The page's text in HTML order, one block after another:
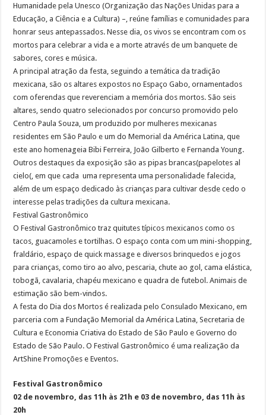
Humanidade pela Unesco (Organização das Nações Unidas para a
Educação, a Ciência e a Cultura) –, reúne famílias e comunidades para
honrar seus antepassados. Nesse dia, os vivos se encontram com os
mortos para celebrar a vida e a morte através de um banquete de
sabores, cores e música.
A principal atração da festa, seguindo a temática da tradição
mexicana, são os altares expostos no Espaço Gabo, ornamentados
com oferendas que reverenciam a memória dos mortos. São seis
altares, sendo quatro selecionados por concurso promovido pelo
Centro Paula Souza, um produzido por mulheres mexicanas
residentes em São Paulo e um do Memorial da América Latina, que
este ano homenageia Bibi Ferreira, João Gilberto e Fernanda Young.
Outros destaques da exposição são as pipas brancas(papelotes al
cielo(, em que cada uma representa uma personalidade falecida,
além de um espaço dedicado às crianças para cultivar desde cedo o
interesse pelas tradições da cultura mexicana.
Festival Gastronômico
O Festival Gastronômico traz quitutes típicos mexicanos como os
tacos, guacamoles e tortilhas. O espaço conta com um mini-shopping,
fraldário, espaço de quick massage e diversos brinquedos e jogos
para crianças, como tiro ao alvo, pescaria, chute ao gol, cama elástica,
tobogã, cavalaria, chapéu mexicano e quadra de futebol. Animais de
estimação são bem-vindos.
A festa do Dia dos Mortos é realizada pelo Consulado Mexicano, em
parceria com a Fundação Memorial da América Latina, Secretaria de
Cultura e Economia Criativa do Estado de São Paulo e Governo do
Estado de São Paulo. O Festival Gastronômico é uma realização da
ArtShine Promoções e Eventos.
Festival Gastronômico
02 de novembro, das 11h às 21h e 03 de novembro, das 11h às
20h